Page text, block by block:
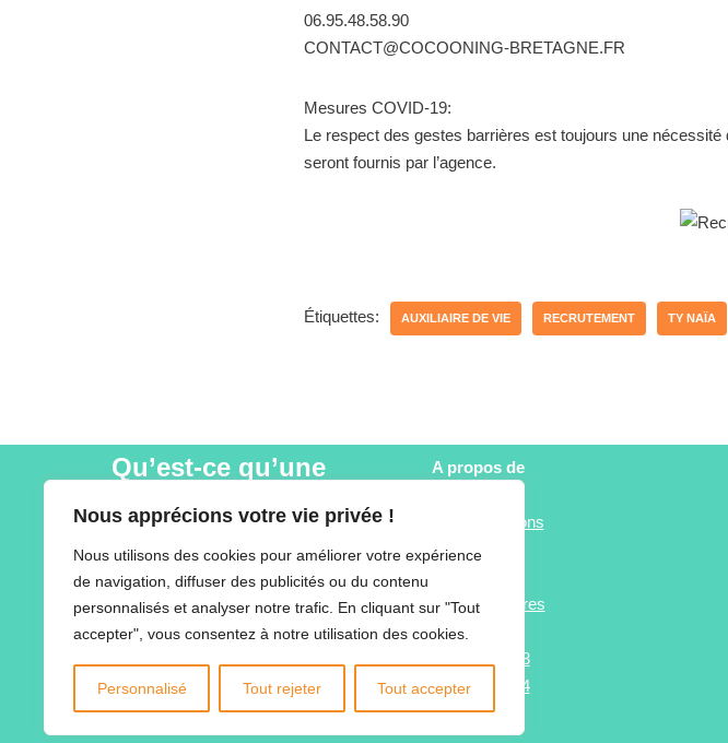
Nous apprécions votre vie privée !
Nous utilisons des cookies pour améliorer votre expérience
de navigation, diffuser des publicités ou du contenu
personnalisés et analyser notre trafic. En cliquant sur "Tout
accepter", vous consentez à notre utilisation des cookies.
Personnalisé Tout rejeter Tout accepter
06.95.48.58.90
CONTACT@COCOONING-BRETAGNE.FR
Mesures COVID-19:
Le respect des gestes barrières est toujours une
seront fournis par l’agence.
Étiquettes: AUXILIAIRE DE VIE RECRUTEMENT TY NAÏA
Qu’est-ce qu’une
solidaire, à but non lucratif, devant concilier
logique entrepreneuriale avec exigence
sociale et partage. Sa gouvernance est
A propos de
Nos prestations
Actualités
Nos partenaires
Matériel
Enquête 2023
Enquête 2024